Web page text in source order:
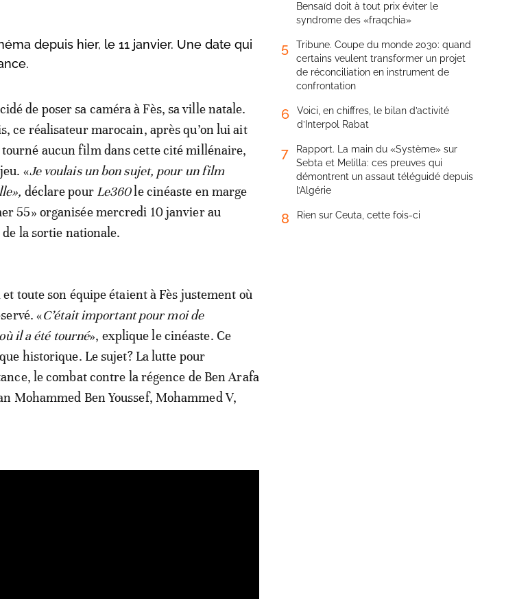
depuis hier, le 11 janvier. Une date qui
de poser sa caméra à Fès, sa ville natale.
ce réalisateur marocain, après qu’on lui ait
tourné aucun film dans cette cité millénaire,
«Je voulais un bon sujet, pour un film
déclare pour Le360le cinéaste en marge
55» organisée mercredi 10 janvier au
la sortie nationale.
toute son équipe étaient à Fès justement où
«C’était important pour moi de
il a été tourné», explique le cinéaste. Ce
historique. Le sujet? La lutte pour
le combat contre la régence de Ben Arafa
Mohammed Ben Youssef, Mohammed V,
Bensaïd doit à tout prix éviter le
syndrome des «fraqchia»
5
Tribune. Coupe du monde 2030: quand
certains veulent transformer un projet
de réconciliation en instrument de
confrontation
6
Voici, en chiffres, le bilan d’activité
d’Interpol Rabat
7
Rapport. La main du «Système» sur
Sebta et Melilla: ces preuves qui
démontrent un assaut téléguidé depuis
l’Algérie
8 Rien sur Ceuta, cette fois-ci